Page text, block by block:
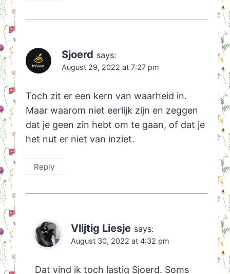
Sjoerd says:
August 29, 2022 at 7:27 pm
Toch zit er een kern van waarheid in.
Maar waarom niet eerlijk zijn en zeggen
dat je geen zin hebt om te gaan, of dat je
het nut er niet van inziet.
Reply
Vlijtig Liesje says:
August 30, 2022 at 4:32 pm
Dat vind ik toch lastig Sjoerd. Soms